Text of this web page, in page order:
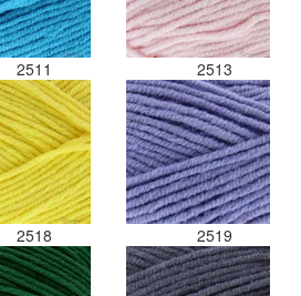
2511 2513
2518 2519